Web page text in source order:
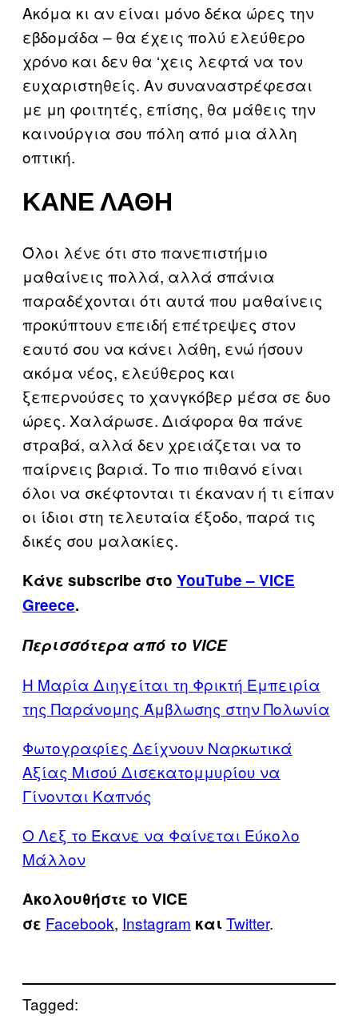
Ακόμα κι αν είναι μόνο δέκα ώρες την
εβδομάδα – θα έχεις πολύ ελεύθερο
χρόνο και δεν θα ‘χεις λεφτά να τον
ευχαριστηθείς. Αν συναναστρέφεσαι
με μη φοιτητές, επίσης, θα μάθεις την
καινούργια σου πόλη από μια άλλη
οπτική.
ΚΆΝΕ ΛΆΘΗ
Όλοι λένε ότι στο πανεπιστήμιο
μαθαίνεις πολλά, αλλά σπάνια
παραδέχονται ότι αυτά που μαθαίνεις
προκύπτουν επειδή επέτρεψες στον
εαυτό σου να κάνει λάθη, ενώ ήσουν
ακόμα νέος, ελεύθερος και
ξεπερνούσες το χανγκόβερ μέσα σε δυο
ώρες. Χαλάρωσε. Διάφορα θα πάνε
στραβά, αλλά δεν χρειάζεται να το
παίρνεις βαριά. Το πιο πιθανό είναι
όλοι να σκέφτονται τι έκαναν ή τι είπαν
οι ίδιοι στη τελευταία έξοδο, παρά τις
δικές σου μαλακίες.
Κάνε subscribe στο YouTube – VICE
Greece.
Περισσότερα από το VICE
Η Μαρία Διηγείται τη Φρικτή Εμπειρία
της Παράνομης Άμβλωσης στην Πολωνία
Φωτογραφίες Δείχνουν Ναρκωτικά
Αξίας Μισού Δισεκατομμυρίου να
Γίνονται Καπνός
Ο Λεξ το Έκανε να Φαίνεται Εύκολο
Μάλλον
Ακολουθήστε το VICE
σε Facebook, Instagram καιTwitter.
Tagged: